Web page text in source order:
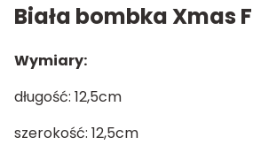
Biała bombka Xmas
Wymiary:
długość: 12,5cm
szerokość: 12,5cm